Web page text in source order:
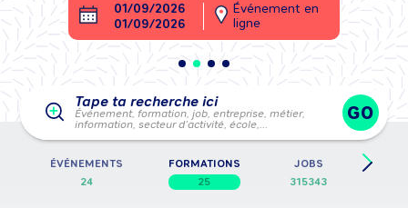
01/09/2026
01/09/2026
Événement en
ligne
Tape ta recherche ici
Événement, formation, job, entreprise, métier,
information, secteur d’activité, école,…
GO
ÉVÉNEMENTS
24
FORMATIONS
25
JOBS
315343